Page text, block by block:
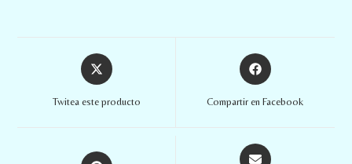
Twitea este producto Compartir en Facebook